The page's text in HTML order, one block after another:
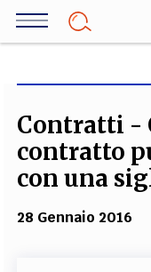
Salta
Contratti -
contratto
con una
28 Gennaio 2016